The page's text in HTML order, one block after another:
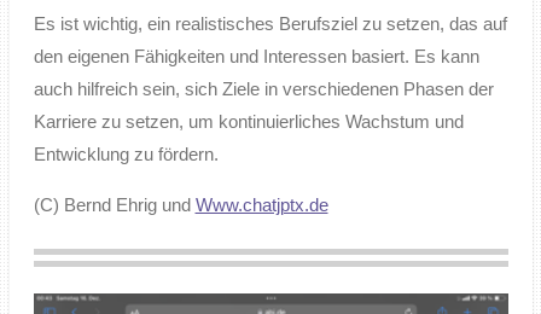
Es ist wichtig, ein realistisches Berufsziel zu setzen, das auf
den eigenen Fähigkeiten und Interessen basiert. Es kann
auch hilfreich sein, sich Ziele in verschiedenen Phasen der
Karriere zu setzen, um kontinuierliches Wachstum und
Entwicklung zu fördern.
(C) Bernd Ehrig und Www.chatjptx.de